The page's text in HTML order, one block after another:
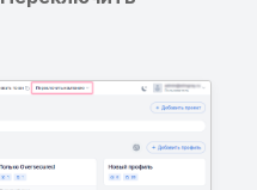
Передача sensitive-
информации в
параметрах SQL-
информации в
NSUserDefaults
Хранение sensitive-